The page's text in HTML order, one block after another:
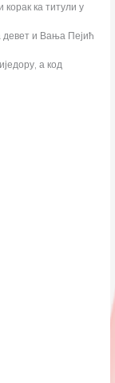
корак ка титули у
девет и Вања Пејић
а код